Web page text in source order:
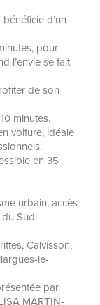
d’un
pour
l’envie se fait
de son
minutes.
voiture, idéale
en 35
urbain, accès
Sud.
Calvisson,
le-
par
MARTIN-